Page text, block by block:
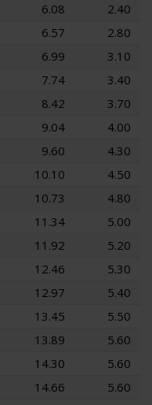
6.08 2.40
6.57 2.80
6.99 3.10
7.74 3.40
8.42 3.70
9.04 4.00
9.60 4.30
10.10 4.50
10.73 4.80
11.34 5.00
11.92 5.20
12.46 5.30
12.97 5.40
13.45 5.50
13.89 5.60
14.30 5.60
14.66 5.60